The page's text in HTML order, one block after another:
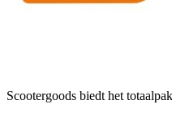
Scootergoods biedt het